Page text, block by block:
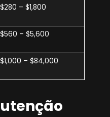
$280 – $1,800
$560 – $5,600
$1,000 – $84,000